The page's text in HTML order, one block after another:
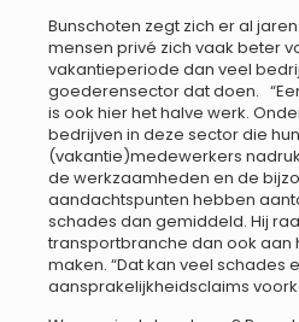
Bunschoten zegt zich er al
mensen privé zich vaak beter
vakantieperiode dan veel
goederensector dat doen.
is ook hier het halve werk.
bedrijven in deze sector die hun
(vakantie)medewerkers
de werkzaamheden en de
aandachtspunten hebben
schades dan gemiddeld. Hij
transportbranche dan ook aan
maken. “Dat kan veel schades
aansprakelijkheidsclaims